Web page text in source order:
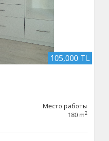
105,000 TL
Место работы
180 m2